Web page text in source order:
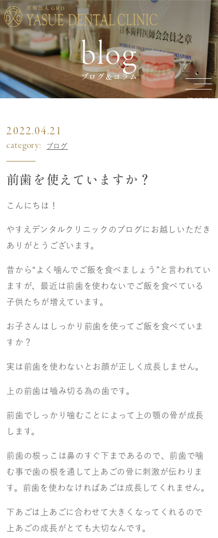
blog
ブログ＆コラム
2022.04.21
category: ブログ
前歯を使えていますか？
こんにちは！
やすえデンタルクリニックのブログにお越しいただき
ありがとうございます。
昔から“よく噛んでご飯を食べましょう”と言われてい
ますが、最近は前歯を使わないでご飯を食べている
子供たちが増えています。
お子さんはしっかり前歯を使ってご飯を食べていま
すか？
実は前歯を使わないとお顔が正しく成長しません。
上の前歯は嚙み切る為の歯です。
前歯でしっかり噛むことによって上の顎の骨が成長
します。
前歯の根っこは鼻のすぐ下まであるので、前歯で噛
む事で歯の根を通して上あごの骨に刺激が伝わりま
す。前歯を使わなければあごは成長してくれません。
下あごは上あごに合わせて大きくなってくれるので
上あごの成長がとても大切なんです。